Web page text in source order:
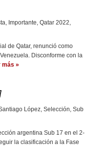
, Importante, Qatar 2022,
de Qatar, renunció como
Disconforme con la
más »
López, Selección, Sub
argentina Sub 17 en el 2-
la clasificación a la Fase